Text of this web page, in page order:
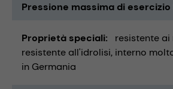
Pressione massima di
Proprietà speciali
resistente
resistente all'idrolisi interno
in Germania